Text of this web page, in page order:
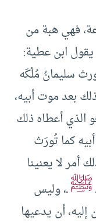
فهي هبة من
ابن عطية:
سليمانُ مُلْكَه
بعد موت أبيه،
الذي أعطاه ذلك
كما تُورَث
أمر لا يعنينا
ﷺـ، وليس
أن يدعيها